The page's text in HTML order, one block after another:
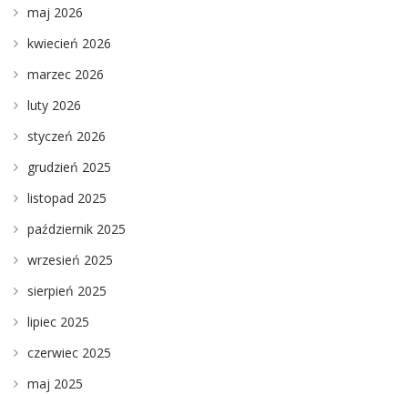
maj 2026
kwiecień 2026
marzec 2026
luty 2026
styczeń 2026
grudzień 2025
listopad 2025
październik 2025
wrzesień 2025
sierpień 2025
lipiec 2025
czerwiec 2025
maj 2025